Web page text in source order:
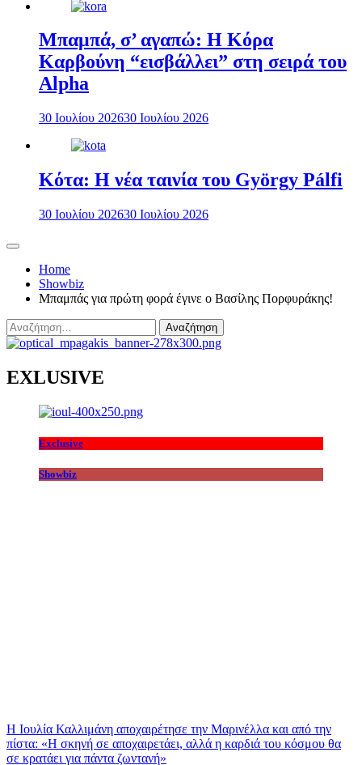
Μπαμπά, σ’ αγαπώ: Η Κόρα
Καρβούνη “εισβάλλει” στη σειρά του
Alpha
30 Ιουλίου 202630 Ιουλίου 2026
Κότα: Η νέα ταινία του György Pálfi
30 Ιουλίου 202630 Ιουλίου 2026
Home
Showbiz
Μπαμπάς για πρώτη φορά έγινε ο Βασίλης Πορφυράκης!
Αναζήτηση
για:
EXLUSIVE
Exclusive
Showbiz
Η Ιουλία Καλλιμάνη αποχαιρέτησε την Μαρινέλλα και από την
πίστα: «H σκηνή σε αποχαιρετάει, αλλά η καρδιά του κόσμου θα
σε κρατάει για πάντα ζωντανή»